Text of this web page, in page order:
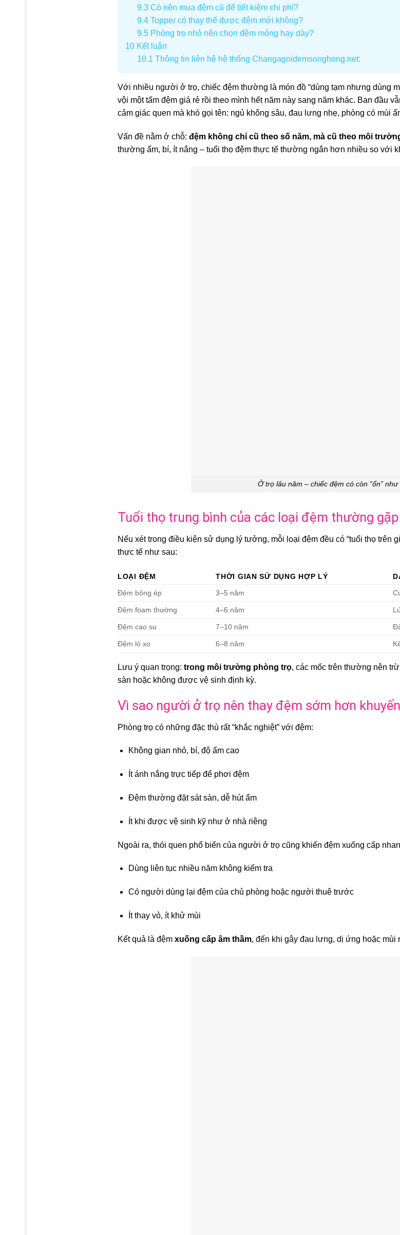
9.3Có nên mua đệm cũ để tiết kiệm chi phí?
9.4Topper có thay thế được đệm mới không?
9.5Phòng trọ nhỏ nên chọn đệm mỏng hay dày?
10 Kết luận
10.1 Thông tin liên hệ hệ thống Changagoidemsonghong.net:
Với nhiều người ở trọ, chiếc đệm thường là món đồ “dùng tạm nhưng dùng
vội một tấm đệm giá rẻ rồi theo mình hết năm này sang năm khác. Ban đầu
cảm giác quen mà khó gọi tên: ngủ không sâu, đau lưng nhẹ, phòng có mùi
Vấn đề nằm ở chỗ: đệm không chỉ cũ theo số năm, mà cũ theo môi
thường ẩm, bí, ít nắng – tuổi thọ đệm thực tế thường ngắn hơn nhiều so với
Ở trọ lâu năm – chiếc đệm có còn “ổn”
Tuổi thọ trung bình của các loại đệm thường
Nếu xét trong điều kiện sử dụng lý tưởng, mỗi loại đệm đều có “tuổi thọ trên
thực tế như sau:
LOẠI ĐỆM THỜI GIAN SỬ DỤNG HỢP LÝ
Đệm bông ép
3–5 năm
Đệm foam thường 4–6 năm
Đệm cao su 7–10 năm
Đệm lò xo 6–8 năm
Lưu ý quan trọng: trong môi trường phòng trọ, các mốc trên thường nên
sàn hoặc không được vệ sinh định kỳ.
Vì sao người ở trọ nên thay đệm sớm hơn
Phòng trọ có những đặc thù rất “khắc nghiệt” với đệm:
Không gian nhỏ, bí, độ ẩm cao
Ít ánh nắng trực tiếp để phơi đệm
Đệm thường đặt sát sàn, dễ hút ẩm
Ít khi được vệ sinh kỹ như ở nhà riêng
Ngoài ra, thói quen phổ biến của người ở trọ cũng khiến đệm xuống cấp
Dùng liên tục nhiều năm không kiểm tra
Có người dùng lại đệm của chủ phòng hoặc người thuê trước
Ít thay vỏ, ít khử mùi
Kết quả là đệm xuống cấp âm thầm, đến khi gây đau lưng, dị ứng hoặc mùi